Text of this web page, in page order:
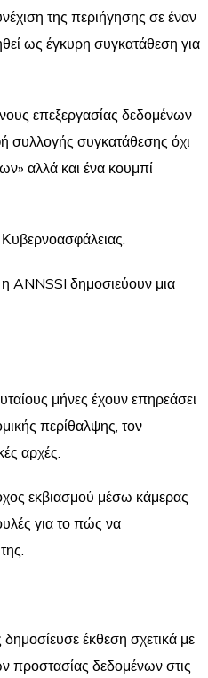
της περιήγησης σε έναν
ως έγκυρη συγκατάθεση για
επεξεργασίας δεδομένων
συλλογής συγκατάθεσης όχι
αλλά και ένα κουμπί
ANNSSI δημοσιεύουν μια
μήνες έχουν επηρεάσει
περίθαλψης, τον
αρχές.
εκβιασμού μέσω κάμερας
για το πώς να
έκθεση σχετικά με
προστασίας δεδομένων στις